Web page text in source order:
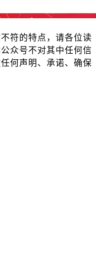
符的特点，请各位读
众号不对其中任何信
何声明、承诺、确保